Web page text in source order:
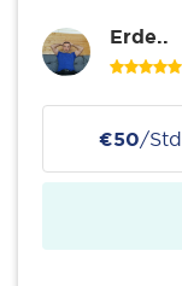
Erde..
€50/Std